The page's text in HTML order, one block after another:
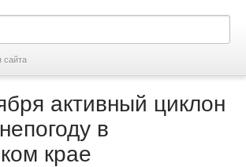
сайта
активный циклон
в
крае